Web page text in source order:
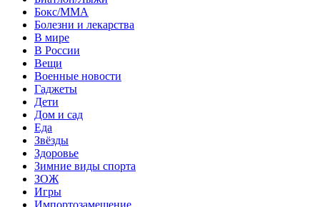
Бокс/MMA
Болезни и лекарства
В мире
В России
Вещи
Военные новости
Гаджеты
Дети
Дом и сад
Еда
Звёзды
Здоровье
Зимние виды спорта
ЗОЖ
Игры